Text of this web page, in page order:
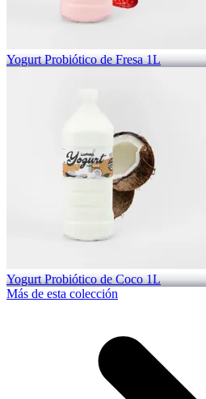
Yogurt Probiótico de Fresa 1L
Yogurt Probiótico de Coco 1L
Más de esta colección